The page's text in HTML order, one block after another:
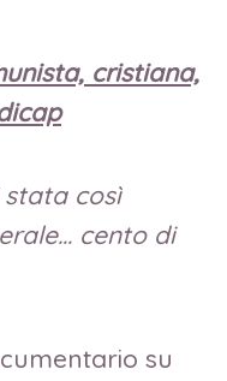
cristiana,
stata così
cento di
su